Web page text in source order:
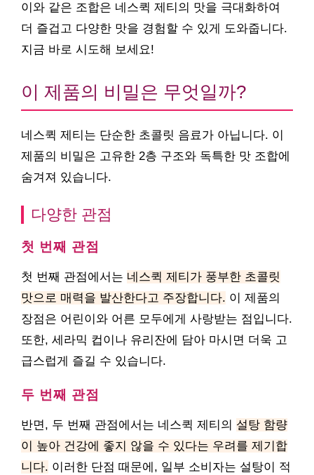
이와 같은 조합은 네스퀵 제티의 맛을 극대화하여
더 즐겁고 다양한 맛을 경험할 수 있게 도와줍니다.
지금 바로 시도해 보세요!
이 제품의 비밀은 무엇일까?
네스퀵 제티는 단순한 초콜릿 음료가 아닙니다. 이
제품의 비밀은 고유한 2층 구조와 독특한 맛 조합에
숨겨져 있습니다.
다양한 관점
첫 번째 관점
첫 번째 관점에서는 네스퀵 제티가 풍부한 초콜릿
맛으로 매력을 발산한다고 주장합니다. 이 제품의
장점은 어린이와 어른 모두에게 사랑받는 점입니다.
또한, 세라믹 컵이나 유리잔에 담아 마시면 더욱 고
급스럽게 즐길 수 있습니다.
두 번째 관점
반면, 두 번째 관점에서는 네스퀵 제티의 설탕 함량
이 높아 건강에 좋지 않을 수 있다는 우려를 제기합
니다. 이러한 단점 때문에, 일부 소비자는 설탕이 적